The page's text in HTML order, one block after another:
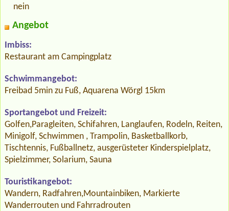
nein
Angebot
Imbiss:
Restaurant am Campingplatz
Schwimmangebot:
Freibad 5min zu Fuß, Aquarena Wörgl 15km
Sportangebot und Freizeit:
Golfen,Paragleiten, Schifahren, Langlaufen, Rodeln, Reiten,
Minigolf, Schwimmen , Trampolin, Basketballkorb,
Tischtennis, Fußballnetz, ausgerüsteter Kinderspielplatz,
Spielzimmer, Solarium, Sauna
Touristikangebot:
Wandern, Radfahren,Mountainbiken, Markierte
Wanderrouten und Fahrradrouten